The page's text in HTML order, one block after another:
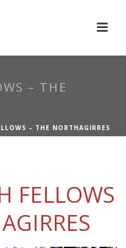
– THE
– THE NORTHAGIRRES
FELLOWS